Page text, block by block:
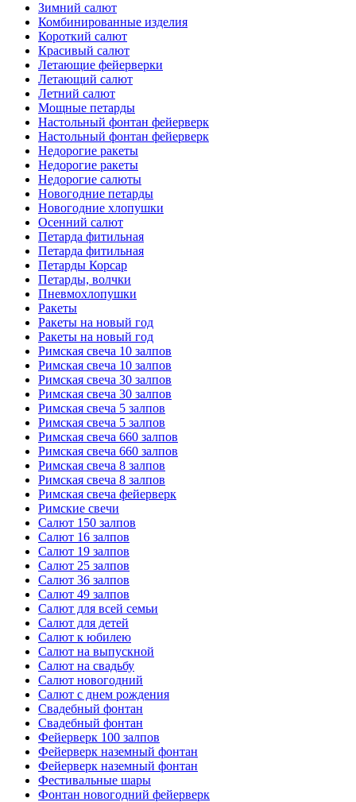
Зимний салют
Комбинированные изделия
Короткий салют
Красивый салют
Летающие фейерверки
Летающий салют
Летний салют
Мощные петарды
Настольный фонтан фейерверк
Настольный фонтан фейерверк
Недорогие ракеты
Недорогие ракеты
Недорогие салюты
Новогодние петарды
Новогодние хлопушки
Осенний салют
Петарда фитильная
Петарда фитильная
Петарды Корсар
Петарды, волчки
Пневмохлопушки
Ракеты
Ракеты на новый год
Ракеты на новый год
Римская свеча 10 залпов
Римская свеча 10 залпов
Римская свеча 30 залпов
Римская свеча 30 залпов
Римская свеча 5 залпов
Римская свеча 5 залпов
Римская свеча 660 залпов
Римская свеча 660 залпов
Римская свеча 8 залпов
Римская свеча 8 залпов
Римская свеча фейерверк
Римские свечи
Салют 150 залпов
Салют 16 залпов
Салют 19 залпов
Салют 25 залпов
Салют 36 залпов
Салют 49 залпов
Салют для всей семьи
Салют для детей
Салют к юбилею
Салют на выпускной
Салют на свадьбу
Салют новогодний
Салют с днем рождения
Свадебный фонтан
Свадебный фонтан
Фейерверк 100 залпов
Фейерверк наземный фонтан
Фейерверк наземный фонтан
Фестивальные шары
Фонтан новогодний фейерверк